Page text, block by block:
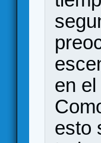
en
esto